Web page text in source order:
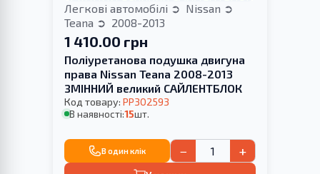
Легкові автомобілі
Nissan
Teana
2008-2013
1 410.00 грн
Поліуретанова подушка двигуна
права Nissan Teana 2008-2013
ЗМІННИЙ великий САЙЛЕНТБЛОК
Код товару: PP302593
В наявності:15шт.
В один клік − +